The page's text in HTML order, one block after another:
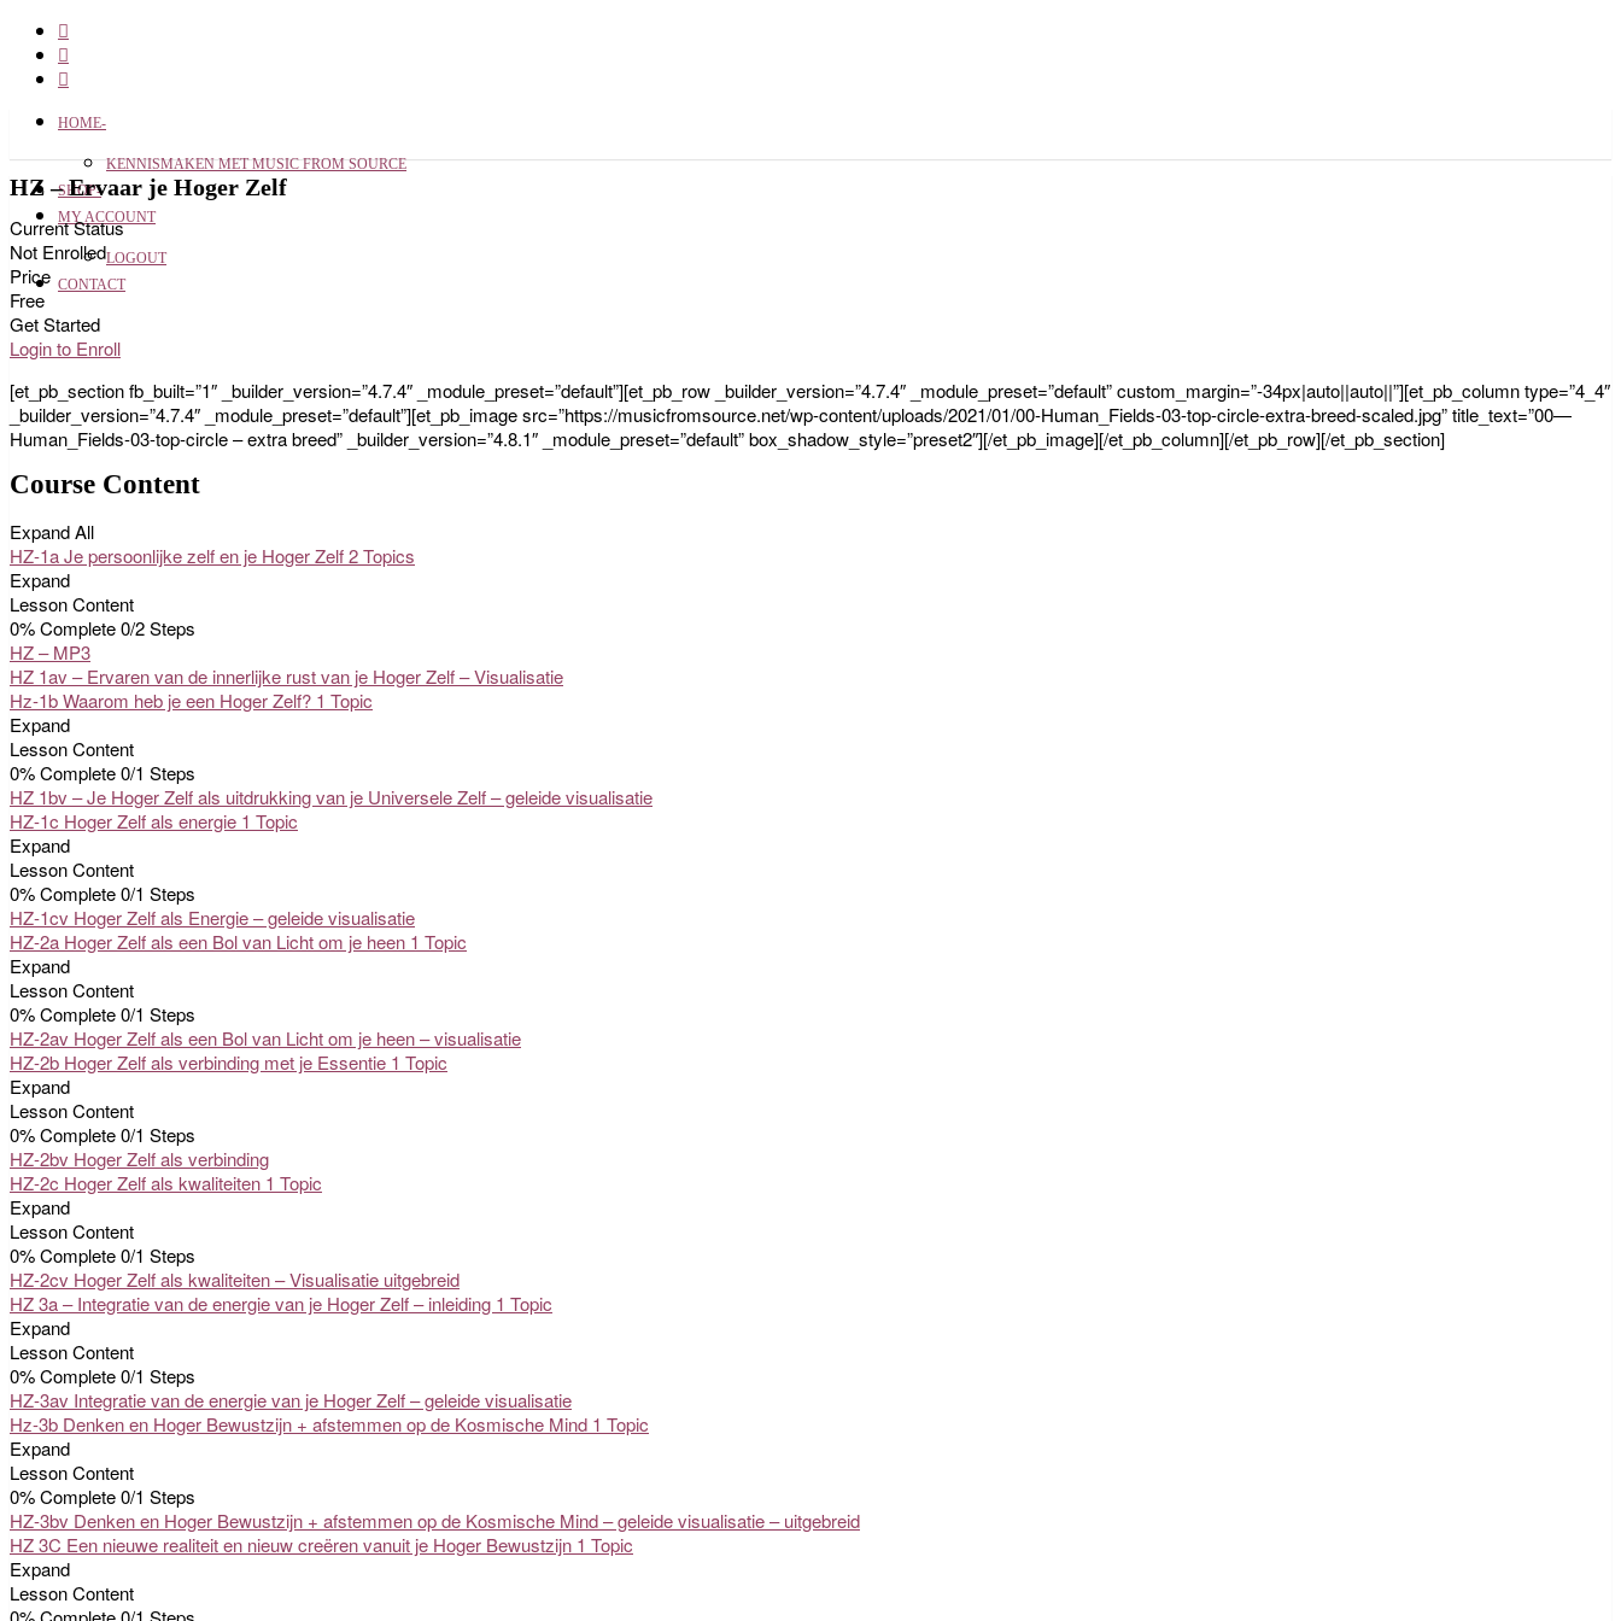
HOME-
KENNISMAKEN MET MUSIC FROM SOURCE
SHOP-
MY ACCOUNT
LOGOUT
CONTACT
HZ – Ervaar je Hoger Zelf
Current Status
Not Enrolled
Price
Free
Get Started
Login to Enroll
[et_pb_section fb_built=”1″ _builder_version=”4.7.4″ _module_preset=”default”][et_pb_row _builder_version=”4.7.4″ _module_preset=”default” custom_margin=”-34px|auto||auto||”][et_pb_column type=”4_4″
_builder_version=”4.7.4″ _module_preset=”default”][et_pb_image src=”https://musicfromsource.net/wp-content/uploads/2021/01/00-Human_Fields-03-top-circle-extra-breed-scaled.jpg” title_text=”00—
Human_Fields-03-top-circle – extra breed” _builder_version=”4.8.1″ _module_preset=”default” box_shadow_style=”preset2″][/et_pb_image][/et_pb_column][/et_pb_row][/et_pb_section]
Course Content
Expand All
HZ-1a Je persoonlijke zelf en je Hoger Zelf2 Topics
Expand
Lesson Content
0% Complete0/2 Steps
HZ – MP3
HZ 1av – Ervaren van de innerlijke rust van je Hoger Zelf – Visualisatie
Hz-1b Waarom heb je een Hoger Zelf? 1 Topic
Expand
Lesson Content
0% Complete0/1 Steps
HZ 1bv – Je Hoger Zelf als uitdrukking van je Universele Zelf – geleide visualisatie
HZ-1c Hoger Zelf als energie 1 Topic
Expand
Lesson Content
0% Complete0/1 Steps
HZ-1cv Hoger Zelf als Energie – geleide visualisatie
HZ-2a Hoger Zelf als een Bol van Licht om je heen 1 Topic
Expand
Lesson Content
0% Complete0/1 Steps
HZ-2av Hoger Zelf als een Bol van Licht om je heen – visualisatie
HZ-2b Hoger Zelf als verbinding met je Essentie 1 Topic
Expand
Lesson Content
0% Complete0/1 Steps
HZ-2bv Hoger Zelf als verbinding
HZ-2c Hoger Zelf als kwaliteiten 1 Topic
Expand
Lesson Content
0% Complete0/1 Steps
HZ-2cv Hoger Zelf als kwaliteiten – Visualisatie uitgebreid
HZ 3a – Integratie van de energie van je Hoger Zelf – inleiding 1 Topic
Expand
Lesson Content
0% Complete0/1 Steps
HZ-3av Integratie van de energie van je Hoger Zelf – geleide visualisatie
Hz-3b Denken en Hoger Bewustzijn + afstemmen op de Kosmische Mind 1 Topic
Expand
Lesson Content
0% Complete0/1 Steps
HZ-3bv Denken en Hoger Bewustzijn + afstemmen op de Kosmische Mind – geleide visualisatie – uitgebreid
HZ 3C Een nieuwe realiteit en nieuw creëren vanuit je Hoger Bewustzijn 1 Topic
Expand
Lesson Content